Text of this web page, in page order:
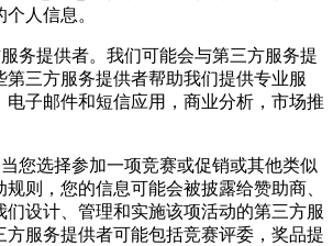
人信息。
提供者。我们可能会与第三方服务提
第三方服务提供者帮助我们提供专业服
电子邮件和短信应用，商业分析，市场推
选择参加一项竞赛或促销或其他类似
则，您的信息可能会被披露给赞助商、
们设计、管理和实施该项活动的第三方服
方服务提供者可能包括竞赛评委，奖品提